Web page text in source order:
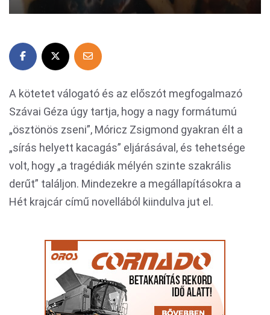
A kötetet válogató és az előszót megfogalmazó
Szávai Géza úgy tartja, hogy a nagy formátumú
„ösztönös zseni”, Móricz Zsigmond gyakran élt a
„sírás helyett kacagás” eljárásával, és tehetsége
volt, hogy „a tragédiák mélyén szinte szakrális
derűt” találjon. Mindezekre a megállapításokra a
Hét krajcár című novellából kiindulva jut el.